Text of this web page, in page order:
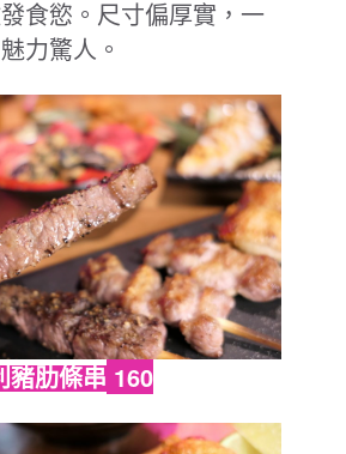
食慾。尺寸偏厚實，一
力驚人。
豬肋條串160